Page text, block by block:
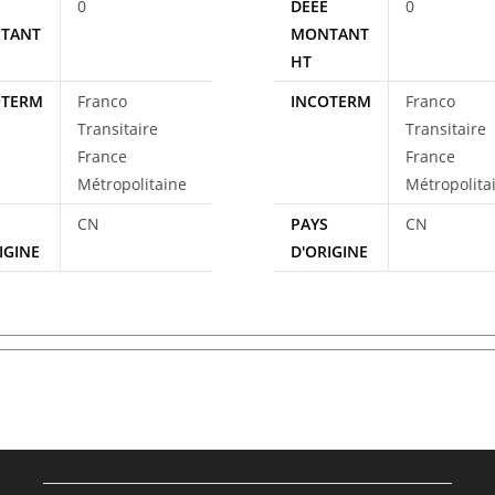
0
Franco
Transitaire
France
Métropolitaine
CN
DEEE
MONTANT
HT
0
INCOTERM
Franco
Transitaire
France
PAYS
D'ORIGINE
CN